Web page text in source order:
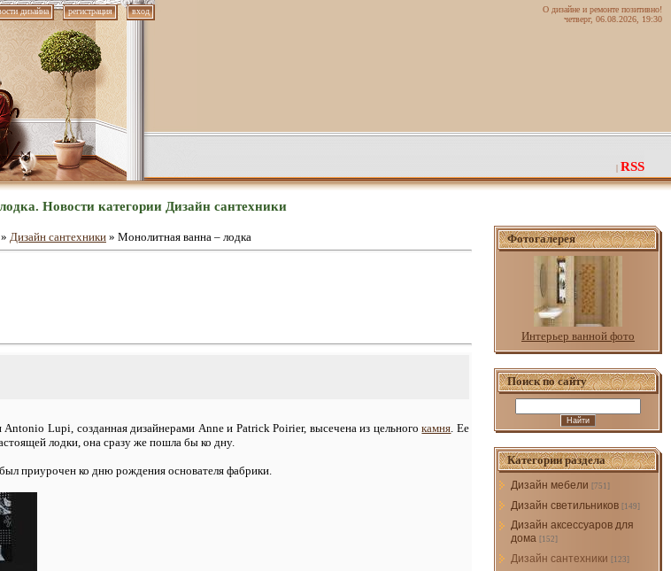
дизайна регистрация вход
О дизайне и ремонте позитивно!
четверг, 06.08.2026, 19:30
| RSS
Новости категории Дизайн сантехники
» Дизайн сантехники » Монолитная ванна – лодка
Antonio Lupi, созданная дизайнерами Anne и Patrick Poirier, высечена из цельногокамня . Ее
лодки, она сразу же пошла бы ко дну.
приурочен ко дню рождения основателя фабрики.
Фотогалерея
Интерьер ванной фото
Поиск по сайту
Категории раздела
Дизайн мебели [751]
Дизайн светильников [149]
Дизайн аксессуаров для
дома [152]
Дизайн сантехники [123]